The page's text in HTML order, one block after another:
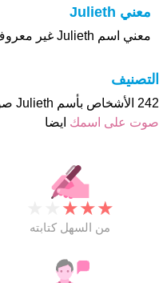
معني Julieth
معني اسم Julieth غير معروف لنا
التصنيف
242 الأشخاص بأسم Julieth صوت على اسمائهم . من فضلك
صوت على اسمك ايضا
★
★
★
من السهل كتابته